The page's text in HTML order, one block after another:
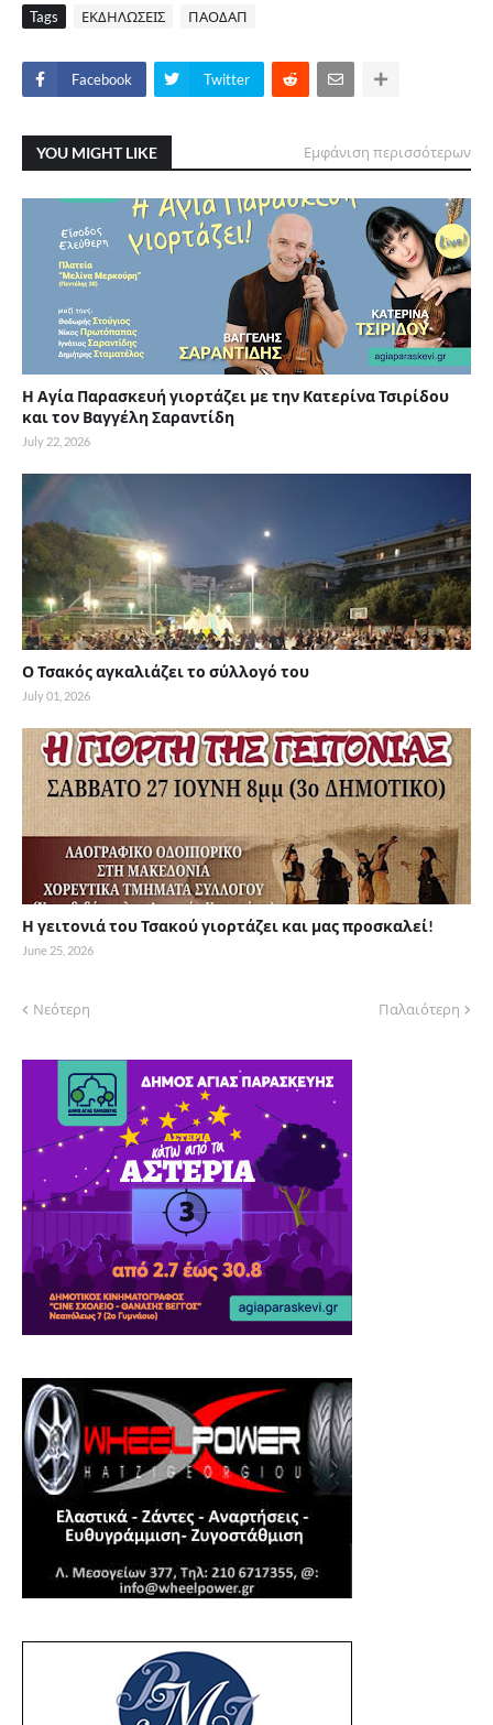
Tags ΕΚΔΗΛΩΣΕΙΣ ΠΑΟΔΑΠ
Facebook Twitter
YOU MIGHT LIKE Εμφάνιση περισσότερων
Η Αγία Παρασκευή γιορτάζει με την Κατερίνα Τσιρίδου
και τον Βαγγέλη Σαραντίδη
July 22, 2026
Ο Τσακός αγκαλιάζει το σύλλογό του
July 01, 2026
Η γειτονιά του Τσακού γιορτάζει και μας προσκαλεί!
June 25, 2026
Νεότερη Παλαιότερη